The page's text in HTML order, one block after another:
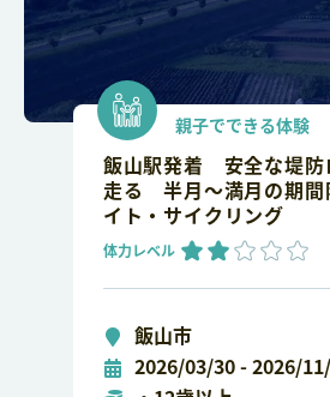
親子でできる体験
飯山駅発着 安全な堤防
走る 半月～満月の期
イト・サイクリング
体力レベル
飯山市
2026/03/30 - 2026/